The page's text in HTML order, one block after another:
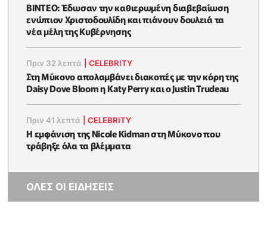
ΒΙΝΤΕΟ: Έδωσαν την καθιερωμένη διαβεβαίωση
ενώπιον Χριστοδουλίδη και πιάνουν δουλειά τα
νέα μέλη της Κυβέρνησης
Πριν 32 λεπτά |CELEBRITY
Στη Μύκονο απολαμβάνει διακοπές με την κόρη της
Daisy Dove Bloom η Κaty Perry και ο Justin Trudeau
Πριν 41 λεπτά |CELEBRITY
Η εμφάνιση της Nicole Kidman στη Μύκονο που
τράβηξε όλα τα βλέμματα
ΟΛΕΣ ΟΙ ΕΙΔΗΣΕΙΣ